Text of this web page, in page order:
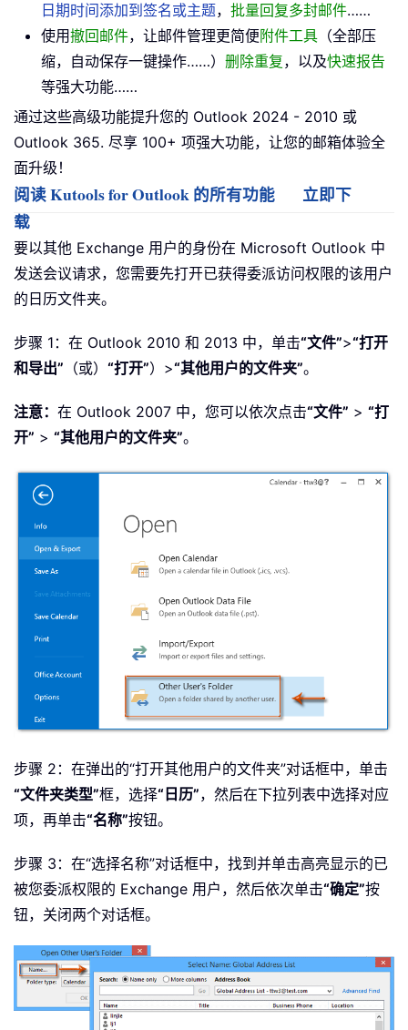
日期时间添加到签名或主题， 批量回复多封邮件……
使用撤回邮件，让邮件管理更简便附件工具 （全部压
缩，自动保存一键操作……） 删除重复，以及快速报告
等强大功能……
通过这些高级功能提升您的 Outlook 2024 - 2010 或
Outlook 365. 尽享 100+ 项强大功能，让您的邮箱体验全
面升级！
阅读 Kutools for Outlook 的所有功能
立即下
载
要以其他 Exchange 用户的身份在 Microsoft Outlook 中
发送会议请求，您需要先打开已获得委派访问权限的该用户
的日历文件夹。
步骤 1：在 Outlook 2010 和 2013 中，单击“文件”>“打开
和导出” （或） “打开”）>“其他用户的文件夹”。
注意： 在 Outlook 2007 中，您可以依次点击“文件” > “打
开” > “其他用户的文件夹”。
步骤 2：在弹出的“打开其他用户的文件夹”对话框中，单击
“文件夹类型”框，选择“日历”，然后在下拉列表中选择对应
项，再单击“名称”按钮。
步骤 3：在“选择名称”对话框中，找到并单击高亮显示的已
被您委派权限的 Exchange 用户，然后依次单击“确定”按
钮，关闭两个对话框。